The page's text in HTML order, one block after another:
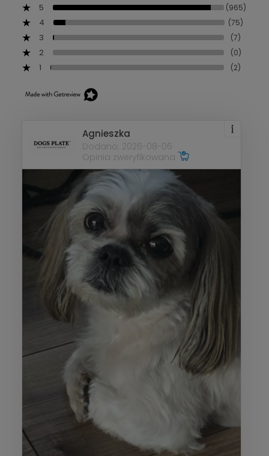
5
(965)
4 (75)
3 (7)
2 (0)
1 (2)
Agnieszka
Dodano: 2026-08-06
Opinia zweryfikowana